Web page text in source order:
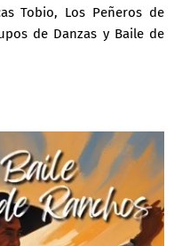
Tobio, Los Peñeros de
de Danzas y Baile de